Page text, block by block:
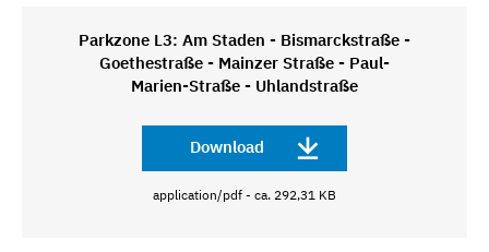
Parkzone L3: Am Staden - Bismarckstraße -
Goethestraße - Mainzer Straße - Paul-
Marien-Straße - Uhlandstraße
Download
application/pdf - ca. 292,31 KB